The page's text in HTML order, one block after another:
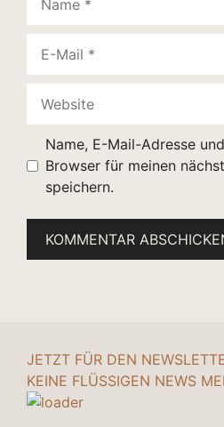
Mail
Name, E-Mail-Adresse
Browser für meinen
speichern.
JETZT FÜR DEN
KEINE FLÜSSIGEN NEWS